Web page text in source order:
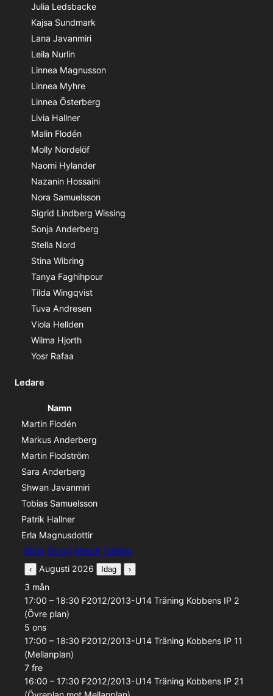
Julia Ledsbacke
Kajsa Sundmark
Lana Javanmiri
Leila Nurlin
Linnea Magnusson
Linnea Myhre
Linnea Österberg
Livia Hallner
Malin Flodén
Molly Nordelöf
Naomi Hylander
Nazanin Hossaini
Nora Samuelsson
Sigrid Lindberg Wissing
Sonja Anderberg
Stella Nord
Stina Wibring
Tanya Faghihpour
Tilda Wingqvist
Tuva Andresen
Viola Hellden
Wilma Hjorth
Yosr Rafaa
Ledare
Namn
Martin Flodén
Markus Anderberg
Martin Flodström
Sara Anderberg
Shwan Javanmiri
Tobias Samuelsson
Patrik Hallner
Erla Magnusdottir
Aktivitetstyp
Möte Övrigt Match Träning
‹ Augusti 2026 Idag ›
3 mån
17:00 – 18:30 F2012/2013-U14 Träning Kobbens IP 2
(Övre plan)
5 ons
17:00 – 18:30 F2012/2013-U14 Träning Kobbens IP 11
(Mellanplan)
7 fre
16:00 – 17:30 F2012/2013-U14 Träning Kobbens IP 21